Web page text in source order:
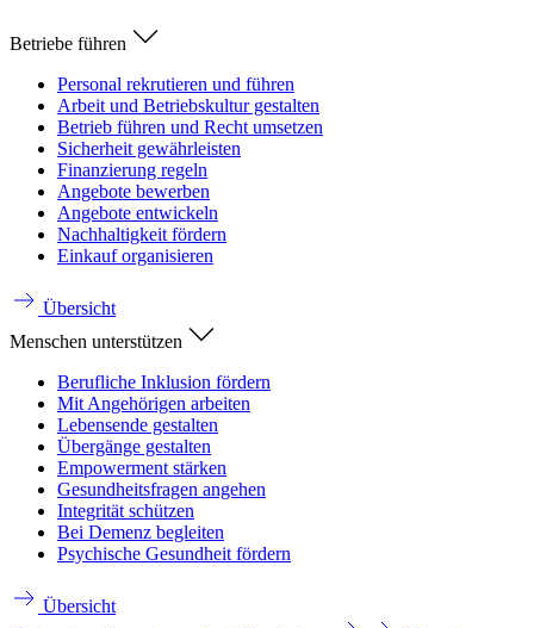
Betriebe führen
Personal rekrutieren und führen
Arbeit und Betriebskultur gestalten
Betrieb führen und Recht umsetzen
Sicherheit gewährleisten
Finanzierung regeln
Angebote bewerben
Angebote entwickeln
Nachhaltigkeit fördern
Einkauf organisieren
Übersicht
Menschen unterstützen
Berufliche Inklusion fördern
Mit Angehörigen arbeiten
Lebensende gestalten
Übergänge gestalten
Empowerment stärken
Gesundheitsfragen angehen
Integrität schützen
Bei Demenz begleiten
Psychische Gesundheit fördern
Übersicht